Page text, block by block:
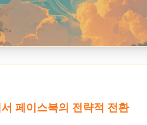
페이스북의 전략적 전환